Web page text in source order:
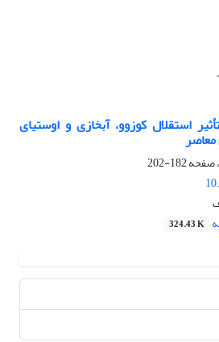
استقلال کوزوو، آبخازی و اوستیای
182-202
324.43 K